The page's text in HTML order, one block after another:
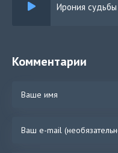
Ирония судьбы
Комментарии